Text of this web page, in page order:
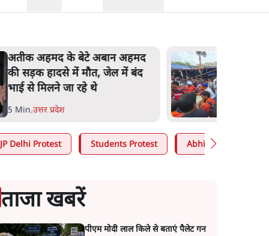
अतीक अहमद के बेटे अबान अहमद
की सड़क हादसे में मौत, जेल में बंद
भाई से मिलने जा रहे थे
5 Min.उत्तर प्रदेश
Delhi Protest Students Protest Abhijeet Dipke
ताजा खबरें
पीएम मोदी लाल किले से बताएं पैलेट गन